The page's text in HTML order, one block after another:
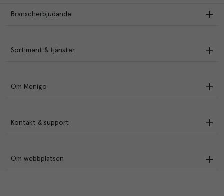
Branscherbjudande
Sortiment & tjänster
Om Menigo
Kontakt & support
Om webbplatsen